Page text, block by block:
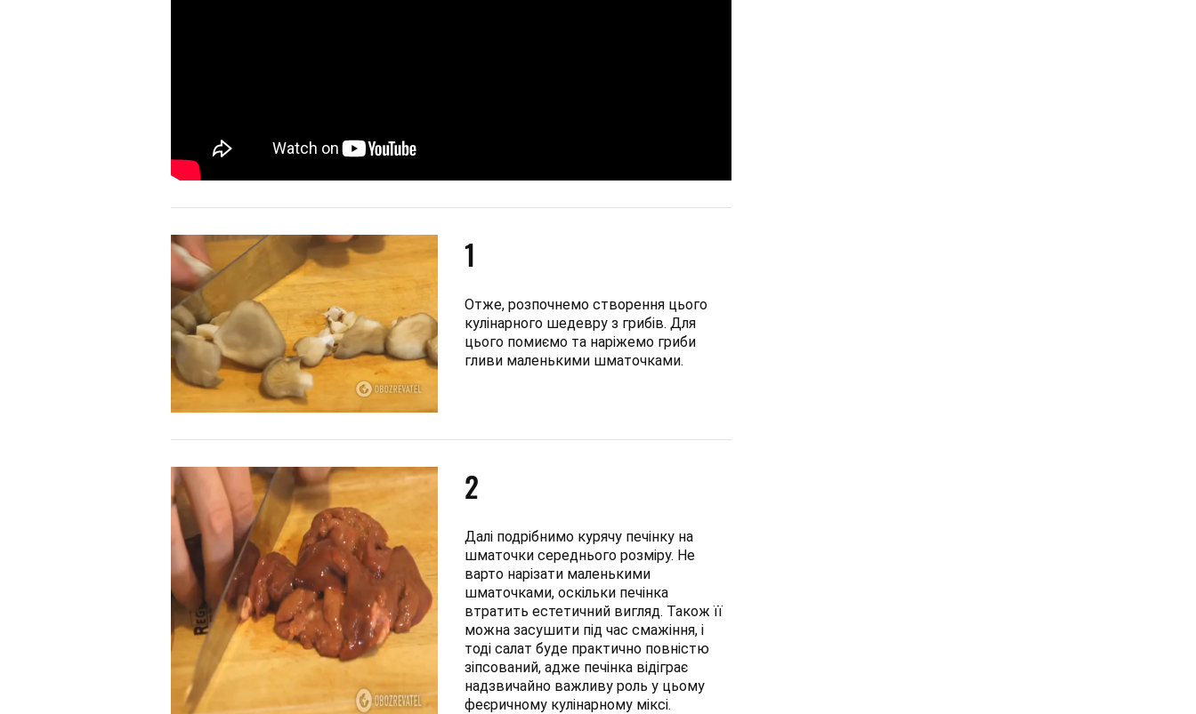
1
Отже, розпочнемо створення цього
кулінарного шедевру з грибів. Для
цього помиємо та наріжемо гриби
гливи маленькими шматочками.
2
Далі подрібнимо курячу печінку на
шматочки середнього розміру. Не
варто нарізати маленькими
шматочками, оскільки печінка
втратить естетичний вигляд. Також її
можна засушити під час смажіння, і
тоді салат буде практично повністю
зіпсований, адже печінка відіграє
надзвичайно важливу роль у цьому
феєричному кулінарному міксі.